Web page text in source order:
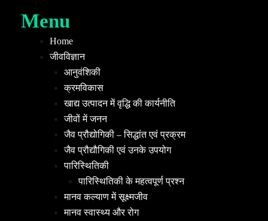
Menu
Home
जीवविज्ञान
आनुवंशिकी
क्रमविकास
खाद्य उत्पादन में वृद्धि की कार्यनीति
जीवों में जनन
जैव प्रौद्योगिकी – सिद्धांत एवं प्रक्रम
जैव प्रौद्यौगिकी एवं उनके उपयोग
पारिस्थितिकी
पारिस्थितिकी के महत्वपूर्ण प्रश्न
मानव कल्याण में सूक्ष्मजीव
मानव स्वास्थ्य और रोग